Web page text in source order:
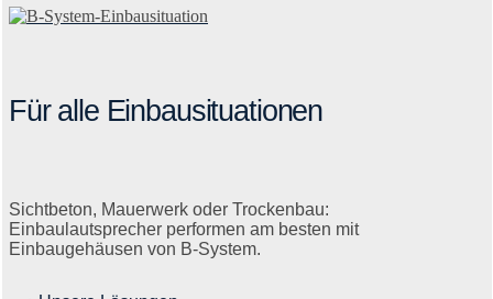
Für alle Einbausituationen
Sichtbeton, Mauerwerk oder Trockenbau:
Einbaulautsprecher performen am besten mit
Einbaugehäusen von B-System.